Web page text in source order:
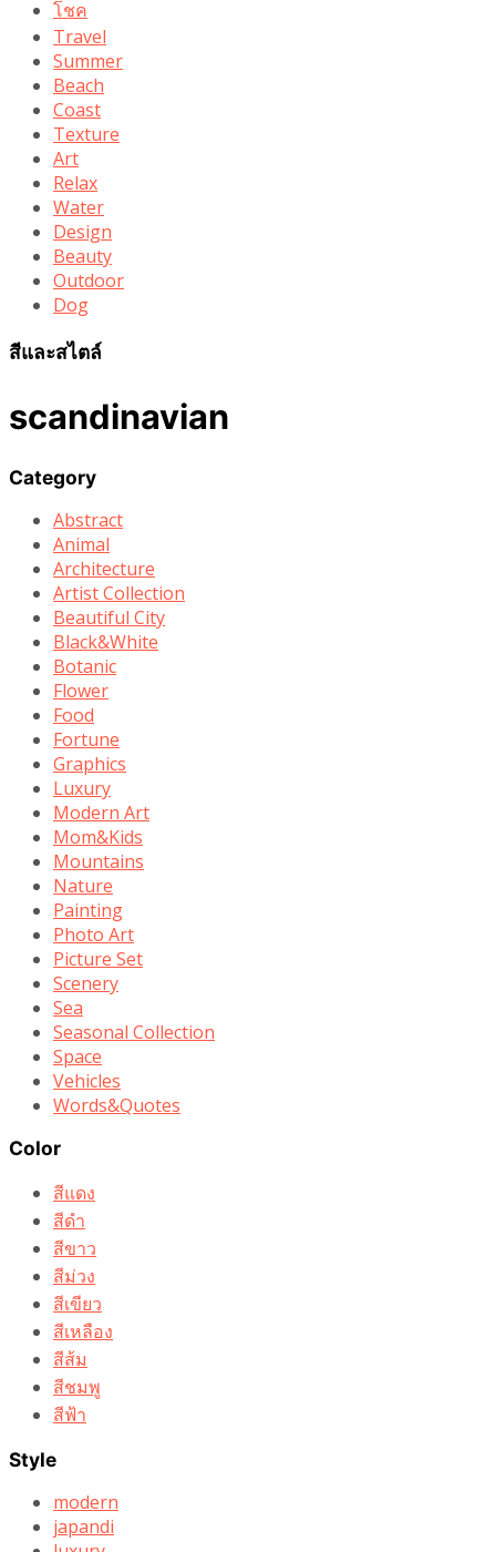
โชค
Travel
Summer
Beach
Coast
Texture
Art
Relax
Water
Design
Beauty
Outdoor
Dog
สีและสไตล์
scandinavian
Category
Abstract
Animal
Architecture
Artist Collection
Beautiful City
Black&White
Botanic
Flower
Food
Fortune
Graphics
Luxury
Modern Art
Mom&Kids
Mountains
Nature
Painting
Photo Art
Picture Set
Scenery
Sea
Seasonal Collection
Space
Vehicles
Words&Quotes
Color
สีแดง
สีดำ
สีขาว
สีม่วง
สีเขียว
สีเหลือง
สีส้ม
สีชมพู
สีฟ้า
Style
modern
japandi